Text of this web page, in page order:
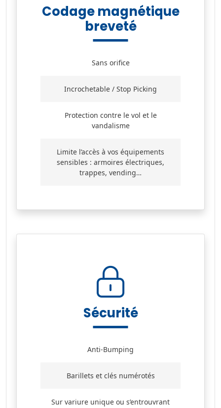
Codage magnétique
breveté
Sans orifice
Incrochetable / Stop Picking
Protection contre le vol et le
vandalisme
Limite l’accès à vos équipements
sensibles : armoires électriques,
trappes, vending…
Sécurité
Anti-Bumping
Barillets et clés numérotés
Sur variure unique ou s’entrouvrant